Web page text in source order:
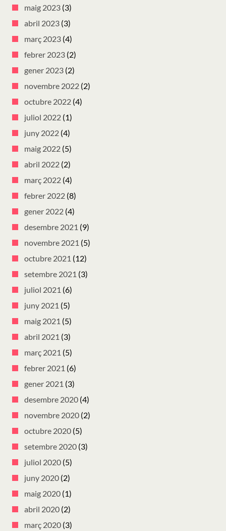
maig 2023 (3)
abril 2023 (3)
març 2023 (4)
febrer 2023 (2)
gener 2023 (2)
novembre 2022 (2)
octubre 2022 (4)
juliol 2022 (1)
juny 2022 (4)
maig 2022 (5)
abril 2022 (2)
març 2022 (4)
febrer 2022 (8)
gener 2022 (4)
desembre 2021 (9)
novembre 2021 (5)
octubre 2021 (12)
setembre 2021 (3)
juliol 2021 (6)
juny 2021 (5)
maig 2021 (5)
abril 2021 (3)
març 2021 (5)
febrer 2021 (6)
gener 2021 (3)
desembre 2020 (4)
novembre 2020 (2)
octubre 2020 (5)
setembre 2020 (3)
juliol 2020 (5)
juny 2020 (2)
maig 2020 (1)
abril 2020 (2)
març 2020 (3)